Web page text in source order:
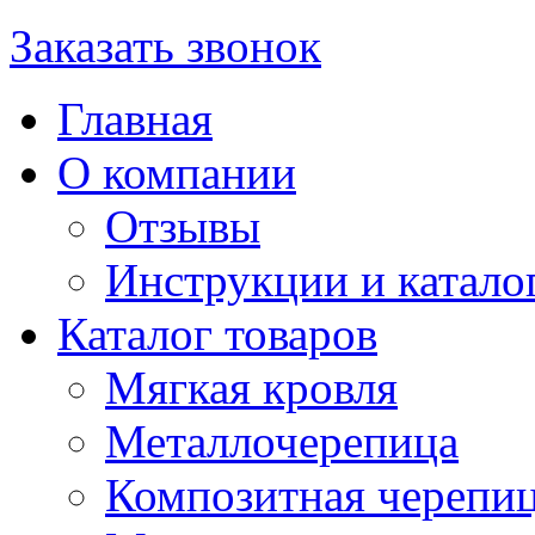
Заказать звонок
Главная
О компании
Отзывы
Инструкции и
Каталог товаров
Мягкая кровля
Металлочерепица
Композитная